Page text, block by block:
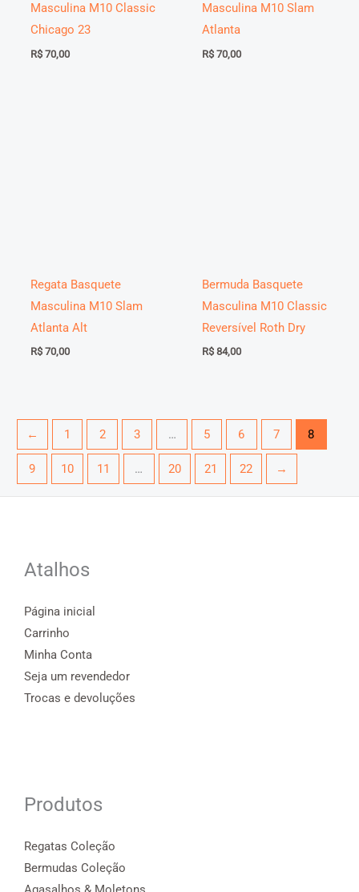
Masculina M10 Classic
Chicago 23
R$70,00
Masculina M10 Slam
Atlanta
R$70,00
Regata Basquete
Masculina M10 Slam
Atlanta Alt
R$70,00
Bermuda Basquete
Masculina M10 Classic
Reversível Roth Dry
R$84,00
← 1 2 3 … 5 6 7 8
9 10 11 … 20 21 22 →
Atalhos
Página inicial
Carrinho
Minha Conta
Seja um revendedor
Trocas e devoluções
Produtos
Regatas Coleção
Bermudas Coleção